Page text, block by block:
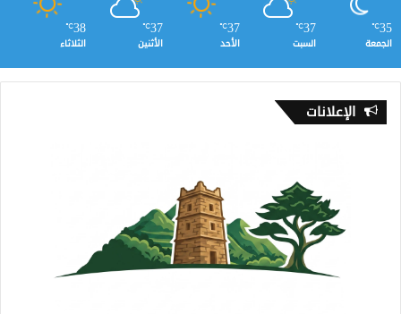
35
℃
الجمعة
37
℃
السبت
37
℃
الأحد
37
℃
الأثنين
38
℃
الثلاثاء
الإعلانات